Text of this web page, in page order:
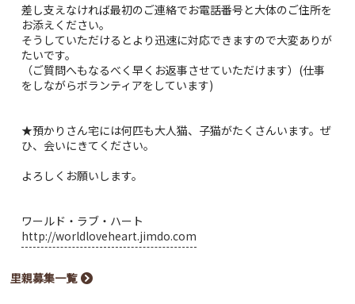
差し支えなければ最初のご連絡でお電話番号と大体のご住所を
お添えください。
そうしていただけるとより迅速に対応できますので大変ありが
たいです。
（ご質問へもなるべく早くお返事させていただけます）(仕事
をしながらボランティアをしています)
★預かりさん宅には何匹も大人猫、子猫がたくさんいます。ぜ
ひ、会いにきてください。
よろしくお願いします。
ワールド・ラブ・ハート
http://worldloveheart.jimdo.com
里親募集一覧